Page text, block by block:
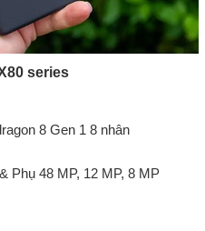
series
8 Gen 1 8 nhân
Phụ 48 MP, 12 MP, 8 MP